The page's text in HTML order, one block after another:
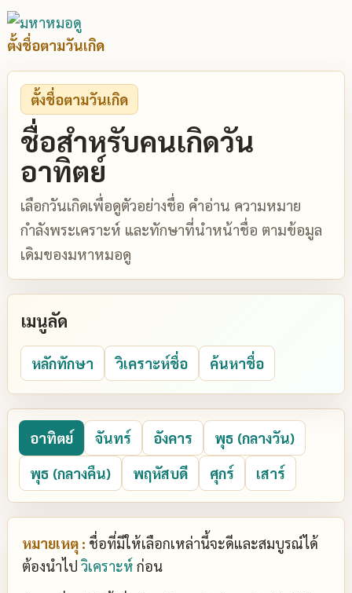
ตั้งชื่อตามวันเกิด
ตั้งชื่อตามวันเกิด
ชื่อสำหรับคนเกิดวัน
อาทิตย์
เลือกวันเกิดเพื่อดูตัวอย่างชื่อ คำอ่าน ความหมาย
กำลังพระเคราะห์ และทักษาที่นำหน้าชื่อ ตามข้อมูล
เดิมของมหาหมอดู
เมนูลัด
หลักทักษา วิเคราะห์ชื่อ ค้นหาชื่อ
อาทิตย์ จันทร์ อังคาร
พุธ (กลางวัน)
พุธ (กลางคืน)
พฤหัสบดี ศุกร์ เสาร์
หมายเหตุ : ชื่อที่มีให้เลือกเหล่านี้จะดีและสมบูรณ์ได้
ต้องนำไป วิเคราะห์ ก่อน